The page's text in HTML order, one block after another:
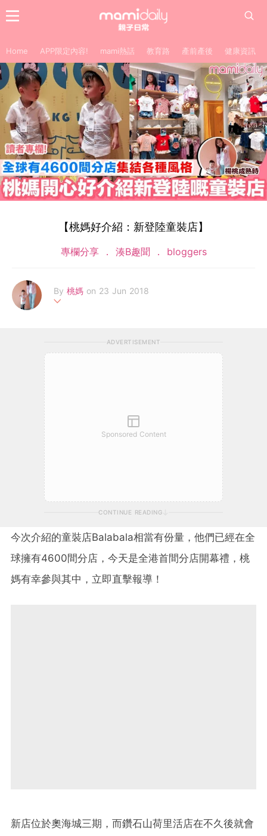
Home APP限定內容! mami熱話 教育路 產前產後 健康資訊
【桃媽好介紹：新登陸童裝店】
專欄分享 湊B趣聞 bloggers
By 桃媽 on 23 Jun 2018
ADVERTISEMENT
Sponsored Content
CONTINUE READING
今次介紹的童裝店Balabala相當有份量，他們已經在全
球擁有4600間分店，今天是全港首間分店開幕禮，桃
媽有幸參與其中，立即直擊報導！
新店位於奧海城三期，而鑽石山荷里活店在不久後就會